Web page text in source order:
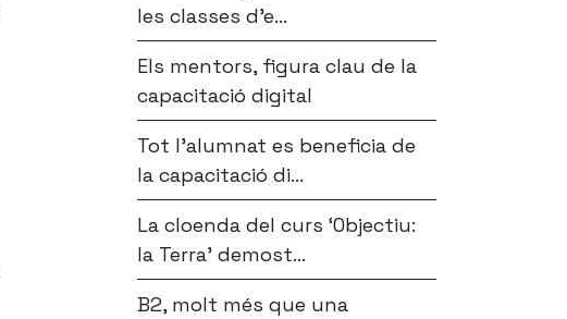
les classes d’e...
Els mentors, figura clau de la
capacitació digital
Tot l’alumnat es beneficia de
la capacitació di...
La cloenda del curs ‘Objectiu:
la Terra’ demost...
B2, molt més que una